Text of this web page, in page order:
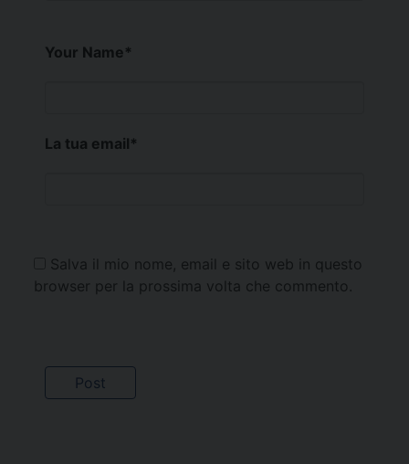
Your Name*
La tua email*
Salva il mio nome, email e sito web in questo
browser per la prossima volta che commento.